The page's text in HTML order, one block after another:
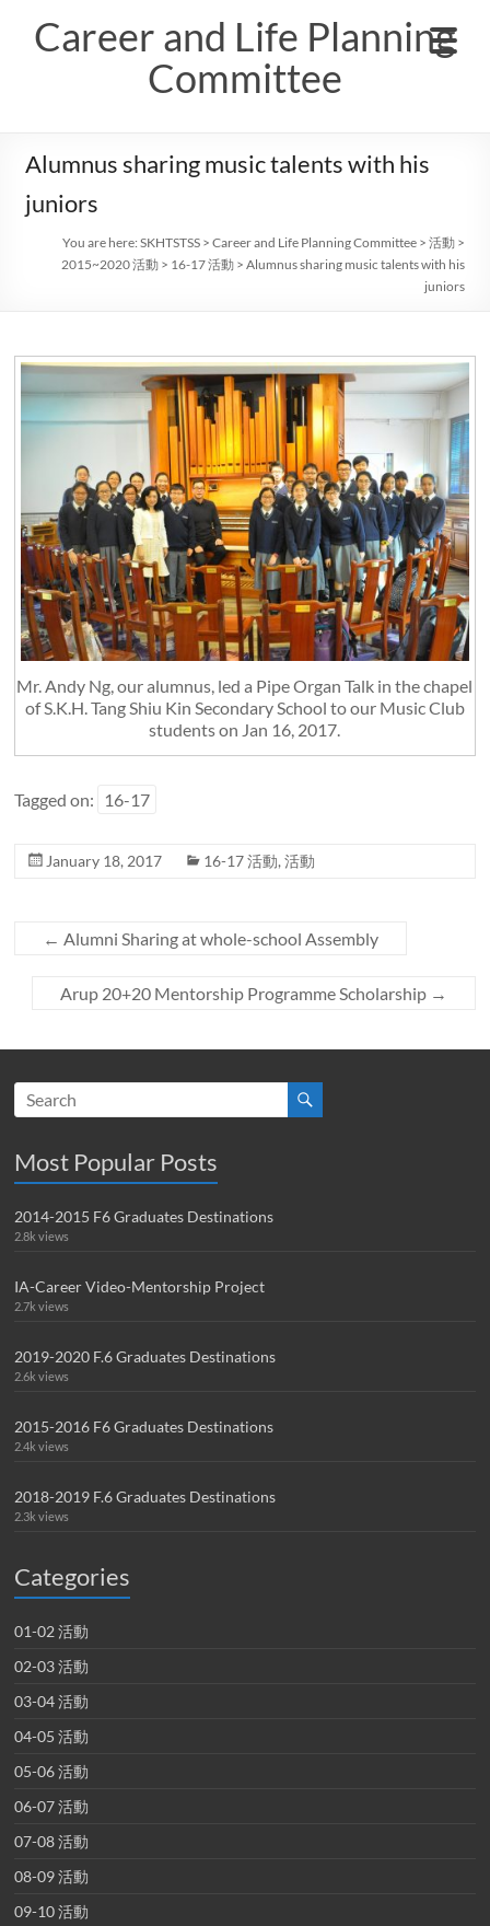
contentCareer and Life Planning
Committee
Alumnus sharing music talents with his
juniors
You are here:SKHTSTSS >Career and Life Planning Committee >活動 >
2015~2020 活動 > 16-17 活動 >Alumnus sharing music talents with his
juniors
Mr. Andy Ng, our alumnus, led a Pipe Organ Talk in the chapel
of S.K.H. Tang Shiu Kin Secondary School to our Music Club
students on Jan 16, 2017.
Tagged on: 16-17
January 18, 2017 16-17 活動,活動
← Alumni Sharing at whole-school Assembly
Arup 20+20 Mentorship Programme Scholarship →
Most Popular Posts
2014-2015 F6 Graduates Destinations
2.8k views
IA-Career Video-Mentorship Project
2.7k views
2019-2020 F.6 Graduates Destinations
2.6k views
2015-2016 F6 Graduates Destinations
2.4k views
2018-2019 F.6 Graduates Destinations
2.3k views
Categories
01-02 活動
02-03 活動
03-04 活動
04-05 活動
05-06 活動
06-07 活動
07-08 活動
08-09 活動
09-10 活動